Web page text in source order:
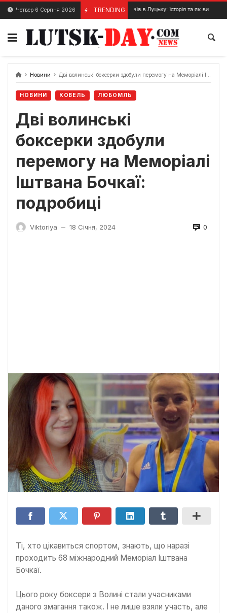
Skip
content
Четвер 6 Серпня 2026 TRENDING
4 Січня, 2024 Будинок Косачів в Луцьку: історія та як виглядає сьогодні
Новини Дві волинські боксерки здобули перемогу на Меморіалі Іштвана Бочкаї: подробиці
НОВИНИ КОВЕЛЬ ЛЮБОМЛЬ
Дві волинські
боксерки здобули
перемогу на Меморіалі
Іштвана Бочкаї:
подробиці
Viktoriya — 18 Січня, 2024 0
Ті, хто цікавиться спортом, знають, що наразі
проходить 68 міжнародний Меморіал Іштвана
Бочкаї.
Цього року боксери з Волині стали учасниками
даного змагання також. І не лише взяли участь, але